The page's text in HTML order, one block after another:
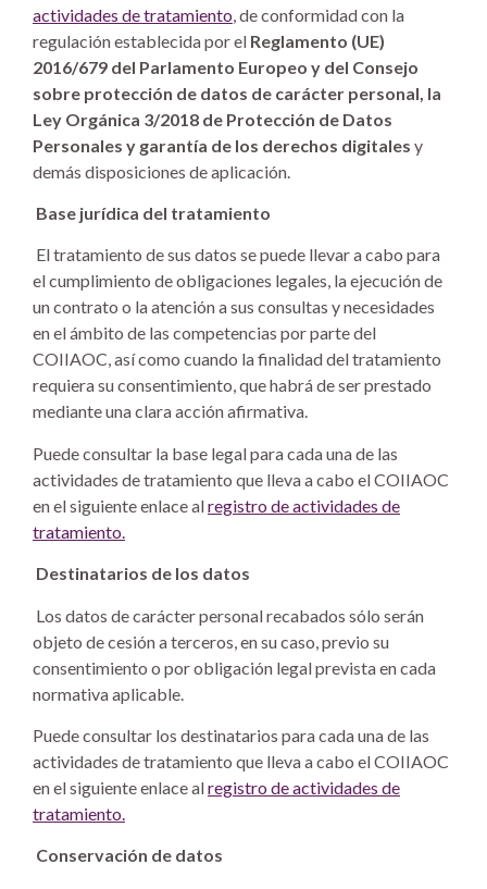
actividades de tratamiento , de conformidad con la
regulación establecida por el Reglamento (UE)
2016/679 del Parlamento Europeo y del Consejo
sobre protección de datos de carácter personal, la
Ley Orgánica 3/2018 de Protección de Datos
Personales y garantía de los derechos digitales y
demás disposiciones de aplicación.
Base jurídica del tratamiento
El tratamiento de sus datos se puede llevar a cabo para
el cumplimiento de obligaciones legales, la ejecución de
un contrato o la atención a sus consultas y necesidades
en el ámbito de las competencias por parte del
COIIAOC, así como cuando la finalidad del tratamiento
requiera su consentimiento, que habrá de ser prestado
mediante una clara acción afirmativa.
Puede consultar la base legal para cada una de las
actividades de tratamiento que lleva a cabo el COIIAOC
en el siguiente enlace alregistro de actividades de
tratamiento.
Destinatarios de los datos
Los datos de carácter personal recabados sólo serán
objeto de cesión a terceros, en su caso, previo su
consentimiento o por obligación legal prevista en cada
normativa aplicable.
Puede consultar los destinatarios para cada una de las
actividades de tratamiento que lleva a cabo el COIIAOC
en el siguiente enlace alregistro de actividades de
tratamiento.
Conservación de datos